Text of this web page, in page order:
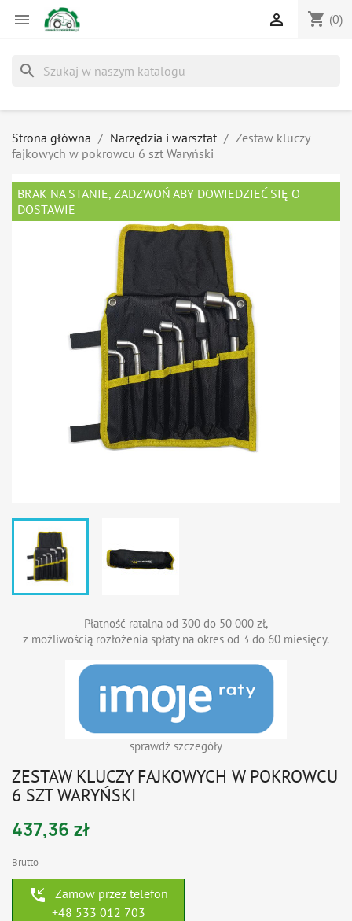
 shopping_cart (0)

search
Strona główna Narzędzia i warsztat
Zestaw kluczy
fajkowych w pokrowcu 6 szt Waryński
BRAK NA STANIE, ZADZWOŃ ABY DOWIEDZIEĆ SIĘ O
DOSTAWIE
Płatność ratalna od 300 do 50 000 zł,
z możliwością rozłożenia spłaty na okres od 3 do 60 miesięcy.
sprawdź szczegóły
ZESTAW KLUCZY FAJKOWYCH W POKROWCU
6 SZT WARYŃSKI
437,36 zł
Brutto
phone_callback
Zamów przez telefon
+48 533 012 703